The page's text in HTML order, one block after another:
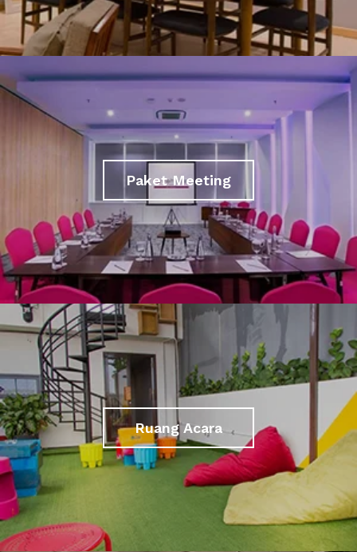
Paket Meeting
Ruang Acara